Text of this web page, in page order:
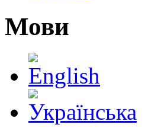
Мови